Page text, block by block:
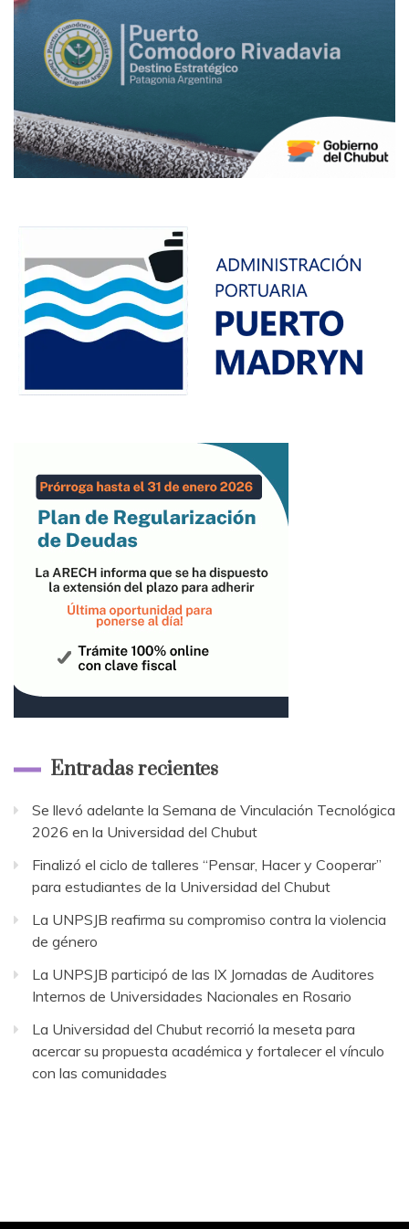
Entradas recientes
Se llevó adelante la Semana de Vinculación Tecnológica
2026 en la Universidad del Chubut
Finalizó el ciclo de talleres “Pensar, Hacer y Cooperar”
para estudiantes de la Universidad del Chubut
La UNPSJB reafirma su compromiso contra la violencia
de género
La UNPSJB participó de las IX Jornadas de Auditores
Internos de Universidades Nacionales en Rosario
La Universidad del Chubut recorrió la meseta para
acercar su propuesta académica y fortalecer el vínculo
con las comunidades